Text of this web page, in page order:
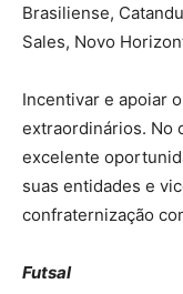
Brasiliense,
Sales, Novo
Incentivar e apoiar
extraordinários. No
excelente
suas entidades e
confraternização
Futsal